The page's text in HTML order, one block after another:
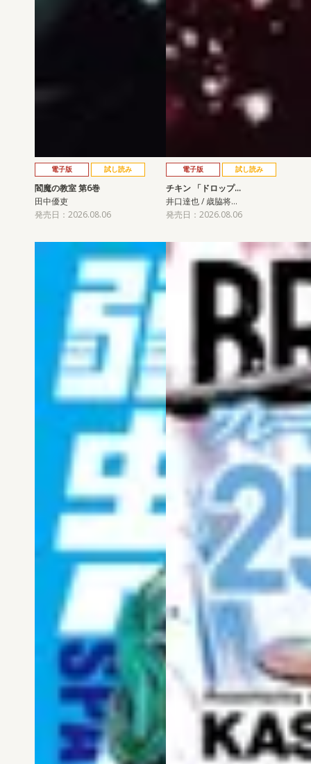
電子版 試し読み
閻魔の教室 第6巻
田中優吏
発売日：2026.08.06
電子版 試し読み
チキン 「ドロップ…
井口達也 / 歳脇将…
発売日：2026.08.06